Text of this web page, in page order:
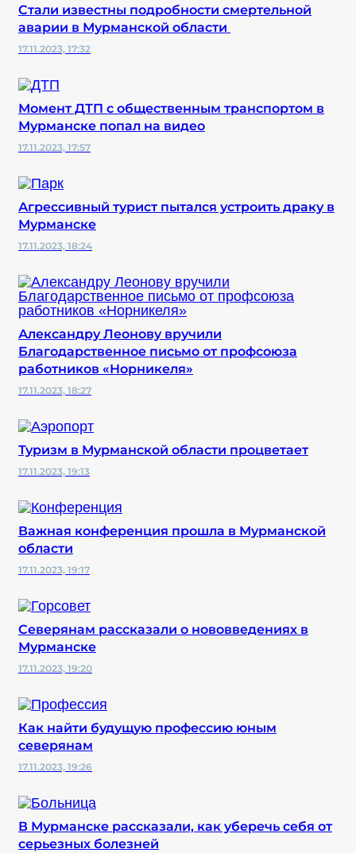
Стали известны подробности смертельной
аварии в Мурманской области
17.11.2023, 17:32
Момент ДТП с общественным транспортом в
Мурманске попал на видео
17.11.2023, 17:57
Агрессивный турист пытался устроить драку в
Мурманске
17.11.2023, 18:24
Александру Леонову вручили
Благодарственное письмо от профсоюза
работников «Норникеля»
17.11.2023, 18:27
Туризм в Мурманской области процветает
17.11.2023, 19:13
Важная конференция прошла в Мурманской
области
17.11.2023, 19:17
Северянам рассказали о нововведениях в
Мурманске
17.11.2023, 19:20
Как найти будущую профессию юным
северянам
17.11.2023, 19:26
В Мурманске рассказали, как уберечь себя от
серьезных болезней